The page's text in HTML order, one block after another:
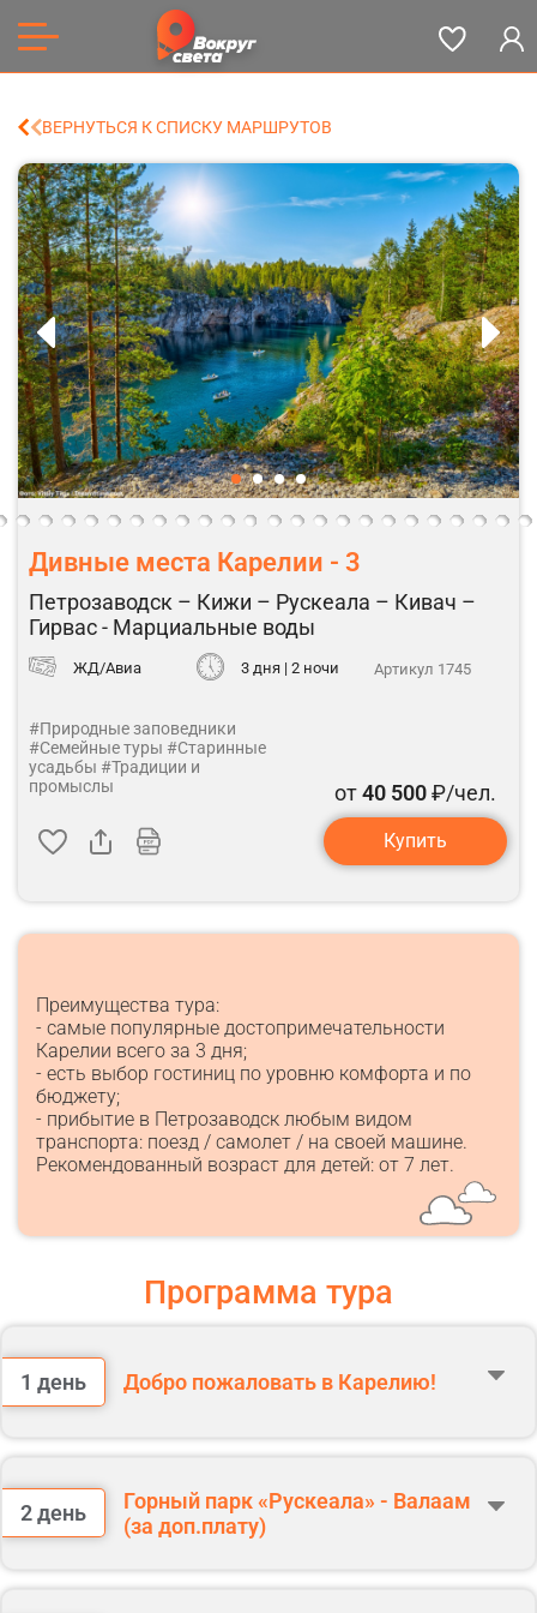
ВЕРНУТЬСЯ К СПИСКУ МАРШРУТОВ
Дивные места Карелии - 3
Петрозаводск – Кижи – Рускеала – Кивач –
Гирвас - Марциальные воды
ЖД/Авиа 3 дня | 2 ночи Артикул 1745
#Природные заповедники
#Семейные туры #Старинные
усадьбы #Традиции и
промыслы
от40 500₽/чел.
Купить
Преимущества тура:
- самые популярные достопримечательности
Карелии всего за 3 дня;
- есть выбор гостиниц по уровню комфорта и по
бюджету;
- прибытие в Петрозаводск любым видом
транспорта: поезд / самолет / на своей машине.
Рекомендованный возраст для детей: от 7 лет.
Программа тура
1 день Добро пожаловать в Карелию!
07:50 Встречаем гостей на ж/д вокзале г. Петрозаводска со
Если туристы приехали на более ранних поездах или на своем
транспорте, они подходят ко времени встречи на жд вокзал
г.Петрозаводска.
Завтрак ресторане.
2 день
Горный парк «Рускеала» - Валаам
(за доп.плату)
Завтрак (сухим пайком).